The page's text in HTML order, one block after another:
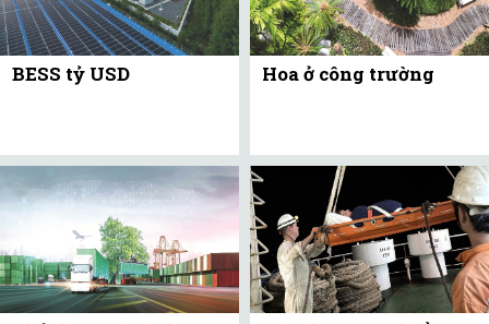
BESS tỷ USD Hoa ở công trường